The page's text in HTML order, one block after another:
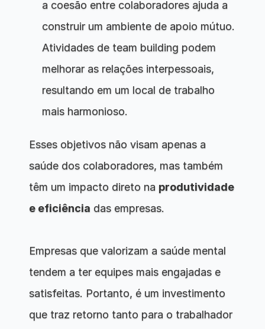
a coesão entre colaboradores ajuda a
construir um ambiente de apoio mútuo.
Atividades de team building podem
melhorar as relações interpessoais,
resultando em um local de trabalho
mais harmonioso.
Esses objetivos não visam apenas a
saúde dos colaboradores, mas também
têm um impacto direto na produtividade
e eficiência das empresas.
Empresas que valorizam a saúde mental
tendem a ter equipes mais engajadas e
satisfeitas. Portanto, é um investimento
que traz retorno tanto para o trabalhador